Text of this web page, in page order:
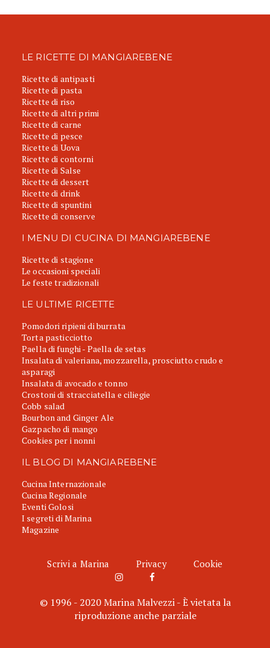
LE RICETTE DI MANGIAREBENE
Ricette di antipasti
Ricette di pasta
Ricette di riso
Ricette di altri primi
Ricette di carne
Ricette di pesce
Ricette di Uova
Ricette di contorni
Ricette di Salse
Ricette di dessert
Ricette di drink
Ricette di spuntini
Ricette di conserve
I MENU DI CUCINA DI MANGIAREBENE
Ricette di stagione
Le occasioni speciali
Le feste tradizionali
LE ULTIME RICETTE
Pomodori ripieni di burrata
Torta pasticciotto
Paella di funghi - Paella de setas
Insalata di valeriana, mozzarella, prosciutto crudo e
asparagi
Insalata di avocado e tonno
Crostoni di stracciatella e ciliegie
Cobb salad
Bourbon and Ginger Ale
Gazpacho di mango
Cookies per i nonni
IL BLOG DI MANGIAREBENE
Cucina Internazionale
Cucina Regionale
Eventi Golosi
I segreti di Marina
Magazine
Scrivi a Marina Privacy Cookie
© 1996 - 2020 Marina Malvezzi - È vietata la
riproduzione anche parziale